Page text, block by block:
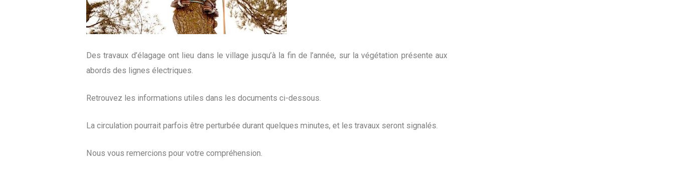
Des travaux d’élagage ont lieu dans le village jusqu’à la fin de l’année, sur la végétation présente aux
abords des lignes électriques.
Retrouvez les informations utiles dans les documents ci-dessous.
La circulation pourrait parfois être perturbée durant quelques minutes, et les travaux seront signalés.
Nous vous remercions pour votre compréhension.